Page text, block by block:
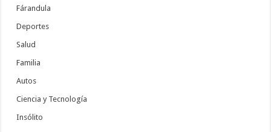
Fárandula
Deportes
Salud
Familia
Autos
Ciencia y Tecnología
Insólito